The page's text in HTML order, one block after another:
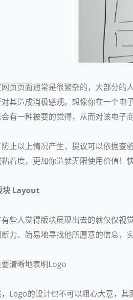
页页面通常是很繁杂的，大部分的
其造成消极感观。想像你在一个电
有一种被耍的觉得，从而对该电子
止以上情况产生，提议可以依据查
着度，更加你造就无限使用价值！
块 Layout
些人觉得版块展现出去的就仅仅视
力、简易地寻找他所愿意的信息，
清晰地表明Logo
，Logo的设计也不可以粗心大意，